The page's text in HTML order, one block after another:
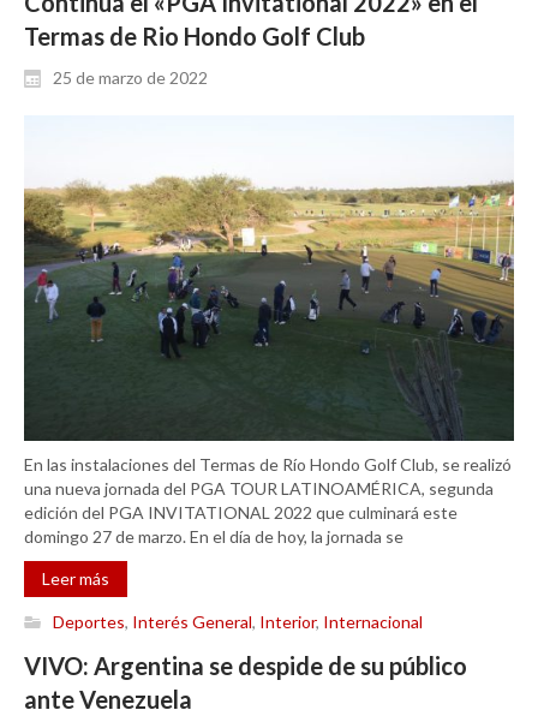
Termas de Rio Hondo Golf Club
25 de marzo de 2022
En las instalaciones del Termas de Río Hondo Golf Club, se realizó
una nueva jornada del PGA TOUR LATINOAMÉRICA, segunda
edición del PGA INVITATIONAL 2022 que culminará este
domingo 27 de marzo. En el día de hoy, la jornada se
Leer más
Deportes, Interés General, Interior, Internacional
VIVO: Argentina se despide de su público
ante Venezuela